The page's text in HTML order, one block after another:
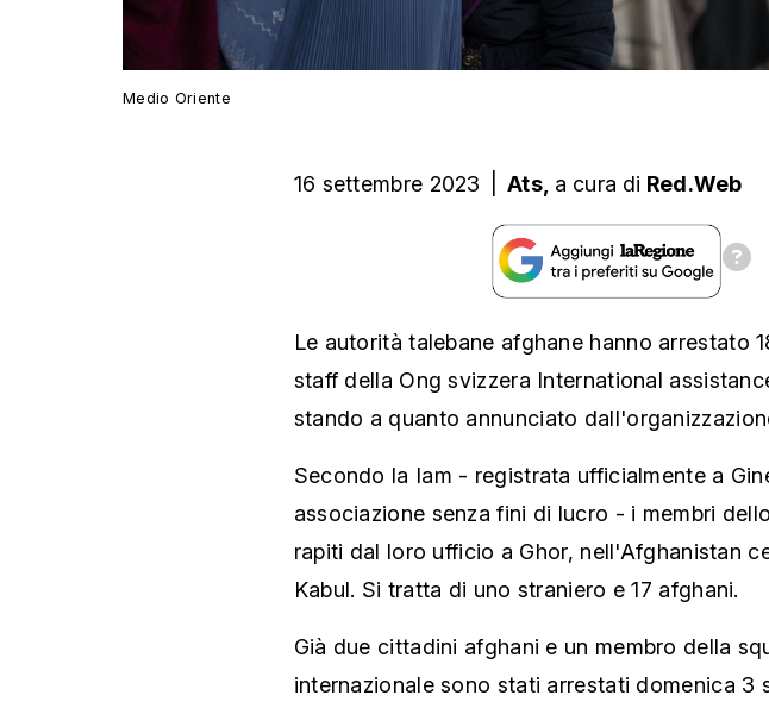
Medio Oriente
16 settembre 2023 Ats, a cura di Red.Web
Le autorità talebane afghane hanno arrestato
staff della Ong svizzera International
stando a quanto annunciato
Secondo la Iam - registrata ufficialmente a
associazione senza fini di lucro - i membri
rapiti dal loro ufficio a Ghor, nell'Afghanistan
Kabul. Si tratta di uno straniero e 17 afghani.
Già due cittadini afghani e un membro della
internazionale sono stati arrestati domenica 3